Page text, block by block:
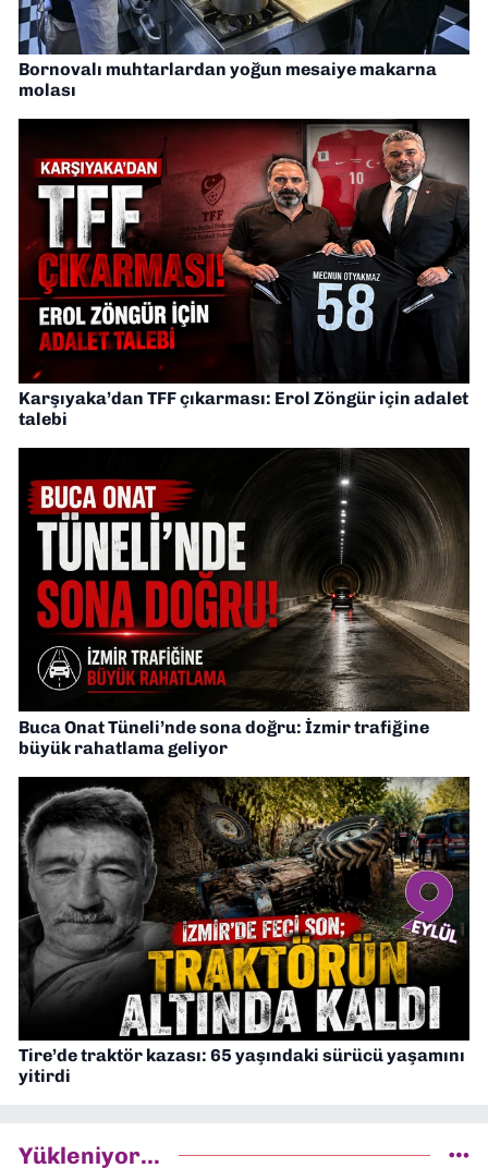
Bornovalı muhtarlardan yoğun mesaiye makarna
molası
Karşıyaka’dan TFF çıkarması: Erol Zöngür için adalet
talebi
Buca Onat Tüneli’nde sona doğru: İzmir trafiğine
büyük rahatlama geliyor
Tire’de traktör kazası: 65 yaşındaki sürücü yaşamını
yitirdi
Yükleniyor...